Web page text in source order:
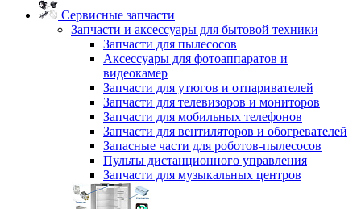
Сервисные запчасти
Запчасти и аксессуары для бытовой техники
Запчасти для пылесосов
Аксессуары для фотоаппаратов и
видеокамер
Запчасти для утюгов и отпаривателей
Запчасти для телевизоров и мониторов
Запчасти для мобильных телефонов
Запчасти для вентиляторов и обогревателей
Запасные части для роботов-пылесосов
Пульты дистанционного управления
Запчасти для музыкальных центров